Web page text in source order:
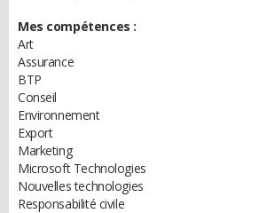
Mes compétences :
Art
Assurance
BTP
Conseil
Environnement
Export
Marketing
Microsoft Technologies
Nouvelles technologies
Responsabilité civile